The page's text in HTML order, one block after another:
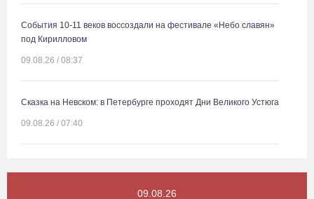
События 10-11 веков воссоздали на фестивале «Небо славян»
под Кирилловом
09.08.26 / 08:37
Сказка на Невском: в Петербурге проходят Дни Великого Устюга
09.08.26 / 07:40
09.08.26